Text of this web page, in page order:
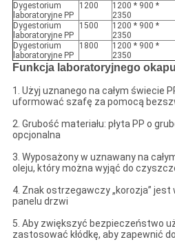
Dygestorium
laboratoryjne PP
1200
1200 * 900 *
2350
Dygestorium
laboratoryjne PP
1500
1200 * 900 *
2350
Dygestorium
laboratoryjne PP
1800
1200 * 900 *
2350
Funkcja laboratoryjnego
1. Użyj uznanego na całym świecie
uformować szafę za pomocą
2. Grubość materiału: płyta PP o
opcjonalna
3. Wyposażony w uznawany na
oleju, który można wyjąć do
4. Znak ostrzegawczy „korozja”
panelu drzwi
5. Aby zwiększyć bezpieczeństwo
zastosować kłódkę, aby zapewnić